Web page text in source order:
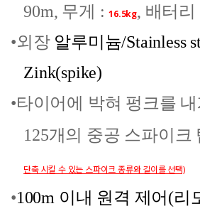
90m, 무게 :16.5kg, 배터리
•외장 알루미늄/Stainless
Zink(spike)
•타이어에 박혀 펑크를
125개의 중공 스파이크
단축 시킬 수 있는 스파이크 종류와 길이를 선택)
•100m 이내 원격 제어 (리